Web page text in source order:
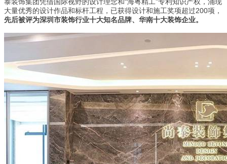
大量优秀的设计作品和标杆工程，已获得设计和施工奖项超过200项，
先后被评为深圳市装饰行业十大知名品牌、华南十大装饰企业。